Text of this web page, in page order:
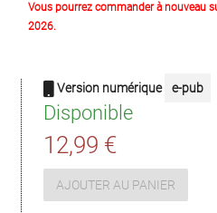
Vous pourrez commander à nouveau
2026.
Version numérique e-pub
Disponible
12,99 €
AJOUTER AU PANIER